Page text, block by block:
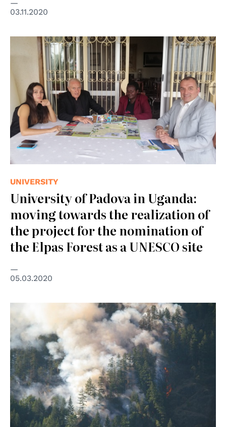
03.11.2020
UNIVERSITY
University of Padova in Uganda:
moving towards the realization of
the project for the nomination of
the Elpas Forest as a UNESCO site
05.03.2020